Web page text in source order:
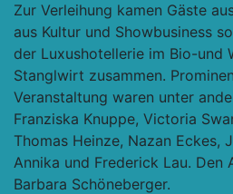
Zur Verleihung kamen Gäste
aus Kultur und Showbusiness
der Luxushotellerie im Bio-und
Stanglwirt zusammen.
Veranstaltung waren unter
Franziska Knuppe, Victoria
Thomas Heinze, Nazan Eckes,
Annika und Frederick Lau. Den
Barbara Schöneberger.